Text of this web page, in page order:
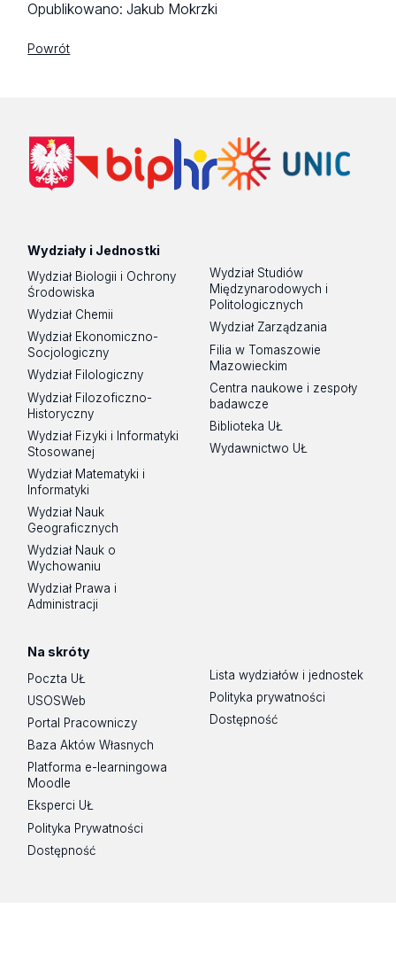
Opublikowano:Jakub Mokrzki
Powrót
Wydziały i Jednostki
Wydział Biologii i Ochrony
Środowiska
Wydział Chemii
Wydział Ekonomiczno-
Socjologiczny
Wydział Filologiczny
Wydział Filozoficzno-
Historyczny
Wydział Fizyki i Informatyki
Stosowanej
Wydział Matematyki i
Informatyki
Wydział Nauk
Geograficznych
Wydział Nauk o
Wychowaniu
Wydział Prawa i
Administracji
Wydział Studiów
Międzynarodowych i
Politologicznych
Wydział Zarządzania
Filia w Tomaszowie
Mazowieckim
Centra naukowe i zespoły
badawcze
Biblioteka UŁ
Wydawnictwo UŁ
Na skróty
Poczta UŁ
USOSWeb
Portal Pracowniczy
Baza Aktów Własnych
Platforma e-learningowa
Moodle
Eksperci UŁ
Polityka Prywatności
Dostępność
Lista wydziałów i jednostek
Polityka prywatności
Dostępność